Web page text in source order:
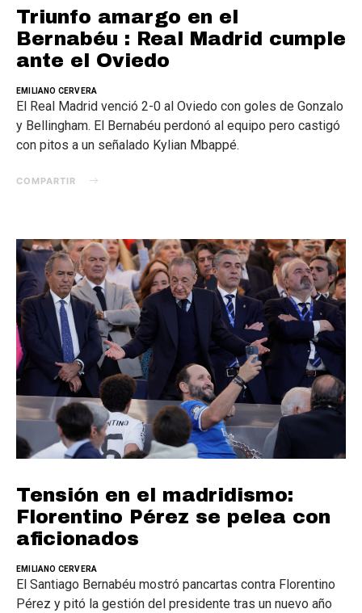
Triunfo amargo en el
Bernabéu : Real Madrid cumple
ante el Oviedo
EMILIANO CERVERA
El Real Madrid venció 2-0 al Oviedo con goles de Gonzalo
y Bellingham. El Bernabéu perdonó al equipo pero castigó
con pitos a un señalado Kylian Mbappé.
COMPARTIR
Tensión en el madridismo:
Florentino Pérez se pelea con
aficionados
EMILIANO CERVERA
El Santiago Bernabéu mostró pancartas contra Florentino
Pérez y pitó la gestión del presidente tras un nuevo año